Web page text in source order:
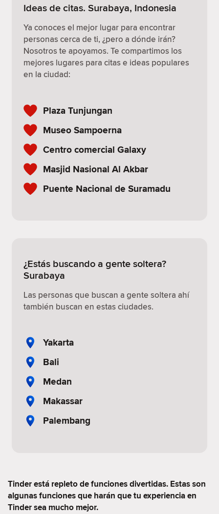
Ideas de citas. Surabaya, Indonesia
Ya conoces el mejor lugar para encontrar
personas cerca de ti, ¿pero a dónde irán?
Nosotros te apoyamos. Te compartimos los
mejores lugares para citas e ideas populares
en la ciudad:
Plaza Tunjungan
Museo Sampoerna
Centro comercial Galaxy
Masjid Nasional Al Akbar
Puente Nacional de Suramadu
¿Estás buscando a gente soltera?
Surabaya
Las personas que buscan a gente soltera ahí
también buscan en estas ciudades.
Yakarta
Bali
Medan
Makassar
Palembang
Tinder está repleto de funciones divertidas. Estas son
algunas funciones que harán que tu experiencia en
Tinder sea mucho mejor.